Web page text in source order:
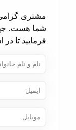
گرامی؛ تیم ما،
هست. جهت ارتباط
تا در اسرع